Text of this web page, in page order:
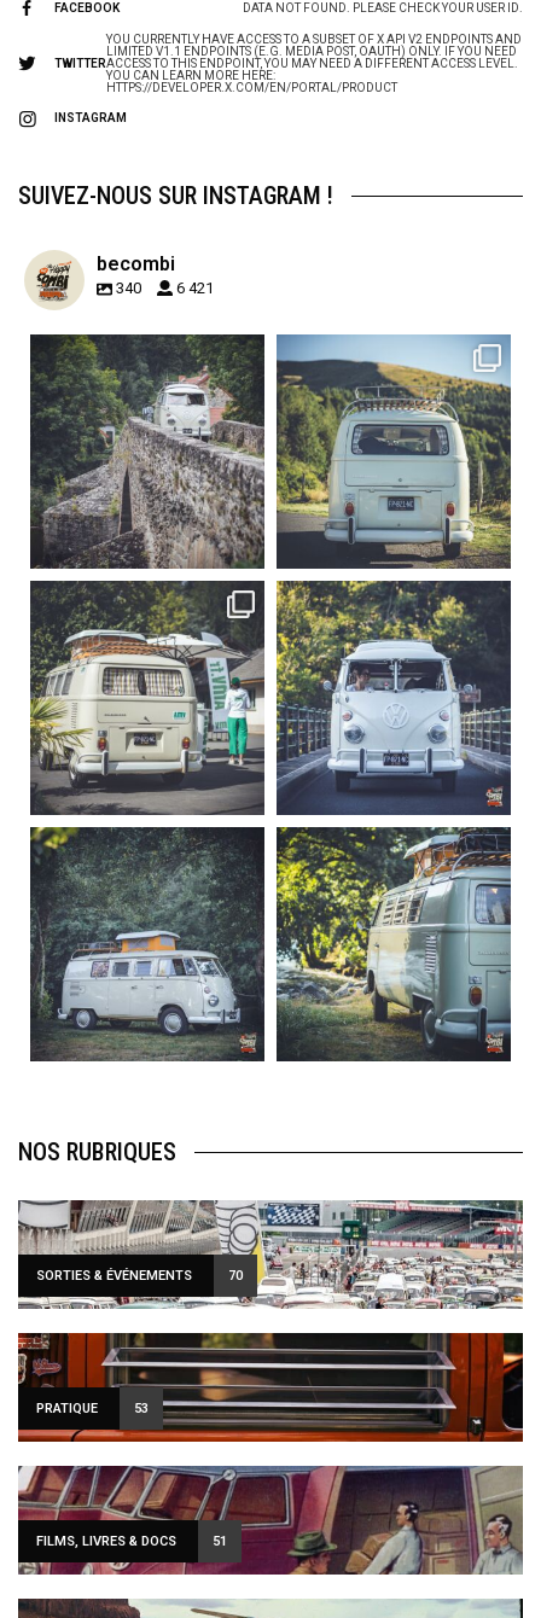
FACEBOOK DATA NOT FOUND. PLEASE CHECK YOUR USER ID.
TWITTER
YOU CURRENTLY HAVE ACCESS TO A SUBSET OF X API V2 ENDPOINTS AND
LIMITED V1.1 ENDPOINTS (E.G. MEDIA POST, OAUTH) ONLY. IF YOU NEED
ACCESS TO THIS ENDPOINT, YOU MAY NEED A DIFFERENT ACCESS LEVEL.
YOU CAN LEARN MORE HERE:
HTTPS://DEVELOPER.X.COM/EN/PORTAL/PRODUCT
INSTAGRAM
SUIVEZ-NOUS SUR INSTAGRAM !
becombi
340 6 421
becombi
Sep 15
219
3
Sep 12
216
3
becombi
Sep 10
220
4
becombi
Août 10
177
0
becombi
Août 10
120
0
becombi
Août 10
108
0
NOS RUBRIQUES
SORTIES & ÉVÉNEMENTS 70
PRATIQUE 53
FILMS, LIVRES & DOCS 51